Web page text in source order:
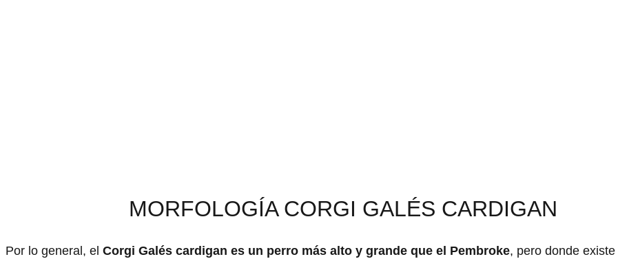
MORFOLOGÍA CORGI GALÉS CARDIGAN
Por lo general, el Corgi Galés cardigan es un perro más alto y grande que el Pembroke, pero donde